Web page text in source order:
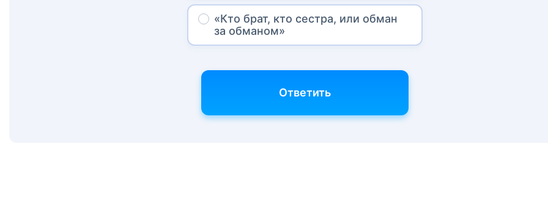
«Кто брат, кто сестра, или обман
за обманом»
Ответить